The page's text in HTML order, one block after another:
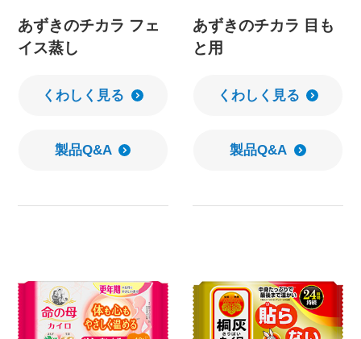
あずきのチカラ フェ
イス蒸し
くわしく見る
製品Q&A
あずきのチカラ 目も
と用
くわしく見る
製品Q&A